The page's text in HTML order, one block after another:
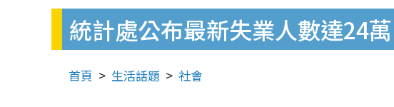
統計處公布最新失業人數達24
首頁 生活話題 社會